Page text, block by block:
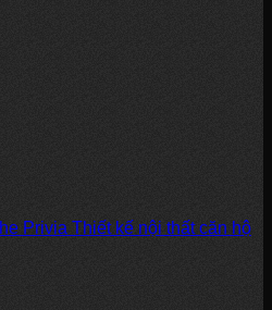
Privia Thiết kế nội thất căn hộ